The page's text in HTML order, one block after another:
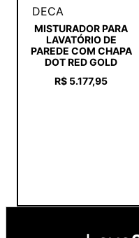
DECA
MISTURADOR PARA
LAVATÓRIO DE
PAREDE COM CHAPA
DOT RED GOLD
R$ 5.177,95